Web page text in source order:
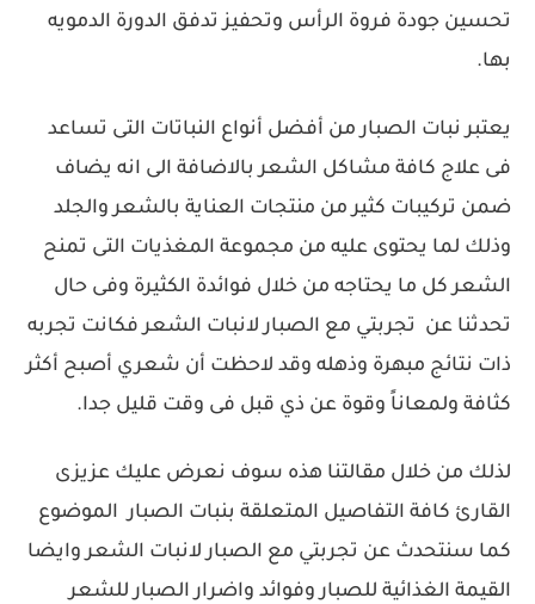
تحسين جودة فروة الرأس وتحفيز تدفق الدورة الدمويه
بها.
يعتبر نبات الصبار من أفضل أنواع النباتات التى تساعد
فى علاج كافة مشاكل الشعر بالاضافة الى انه يضاف
ضمن تركيبات كثير من منتجات العناية بالشعر والجلد
وذلك لما يحتوى عليه من مجموعة المغذيات التى تمنح
الشعر كل ما يحتاجه من خلال فوائدة الكثيرة وفى حال
تحدثنا عن تجربتي مع الصبار لانبات الشعر فكانت تجربه
ذات نتائج مبهرة وذهله وقد لاحظت أن شعري أصبح أكثر
كثافة ولمعاناً وقوة عن ذي قبل فى وقت قليل جدا.
لذلك من خلال مقالتنا هذه سوف نعرض عليك عزيزى
القارئ كافة التفاصيل المتعلقة بنبات الصبار الموضوع
كما سنتحدث عن تجربتي مع الصبار لانبات الشعر وايضا
القيمة الغذائية للصبار وفوائد واضرار الصبار للشعر